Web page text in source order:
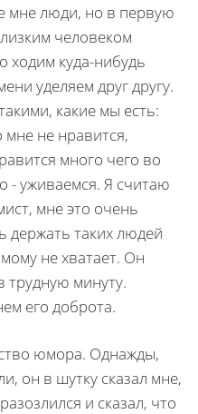
мне люди, но в первую
человеком
ходим куда-нибудь
уделяем друг дру­гу.
ка­кие мы есть:
мне не нравится,
много чего во
- уживаемся. Я считаю
мне это очень
держать та­ких людей
не хватает. Он
трудную минуту.
его доброта.
юмора. Однажды,
он в шутку сказал мне,
и сказал, что